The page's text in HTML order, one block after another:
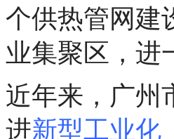
个供热管网建
业集聚区，进
近年来，广州
进新型工业化